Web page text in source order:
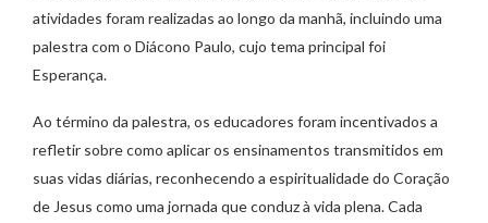
atividades foram realizadas ao longo da manhã, incluindo uma
palestra com o Diácono Paulo, cujo tema principal foi
Esperança.
Ao término da palestra, os educadores foram incentivados a
refletir sobre como aplicar os ensinamentos transmitidos em
suas vidas diárias, reconhecendo a espiritualidade do Coração
de Jesus como uma jornada que conduz à vida plena. Cada